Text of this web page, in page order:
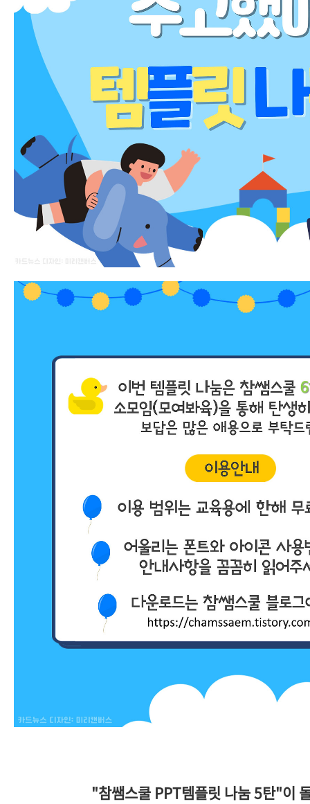
"참쌤스쿨 PPT템플릿 나눔 5탄"이